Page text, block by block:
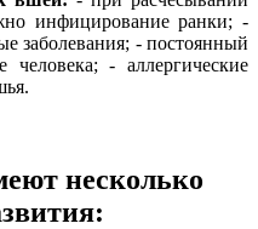
инфицирование ранки; -
заболевания; - постоянный
человека; - аллергические
несколько